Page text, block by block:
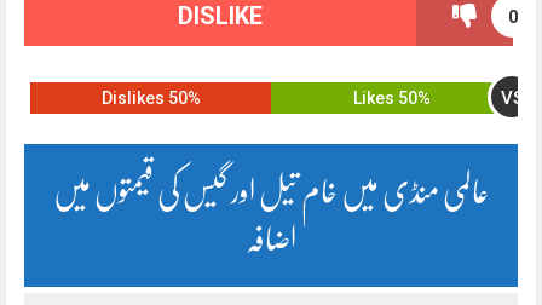
0
DISLIKE
50% Likes VS
50% Dislikes
عالمی منڈی میں خام تیل اور گیس کی قیمتوں میں
اضافہ